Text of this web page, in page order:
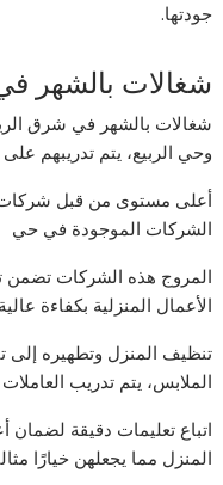
جودتها.
شغالات بالشهر
شغالات بالشهر في شرق
وحي الربيع، يتم تدريبهم على
أعلى مستوى من قبل شركات
الشركات الموجودة في حي
المروج هذه الشركات تضمن
الأعمال المنزلية بكفاءة
تنظيف المنزل وتطهيره إلى
الملابس، يتم تدريب
اتباع تعليمات دقيقة
المنزل مما يجعلهن خيارًا